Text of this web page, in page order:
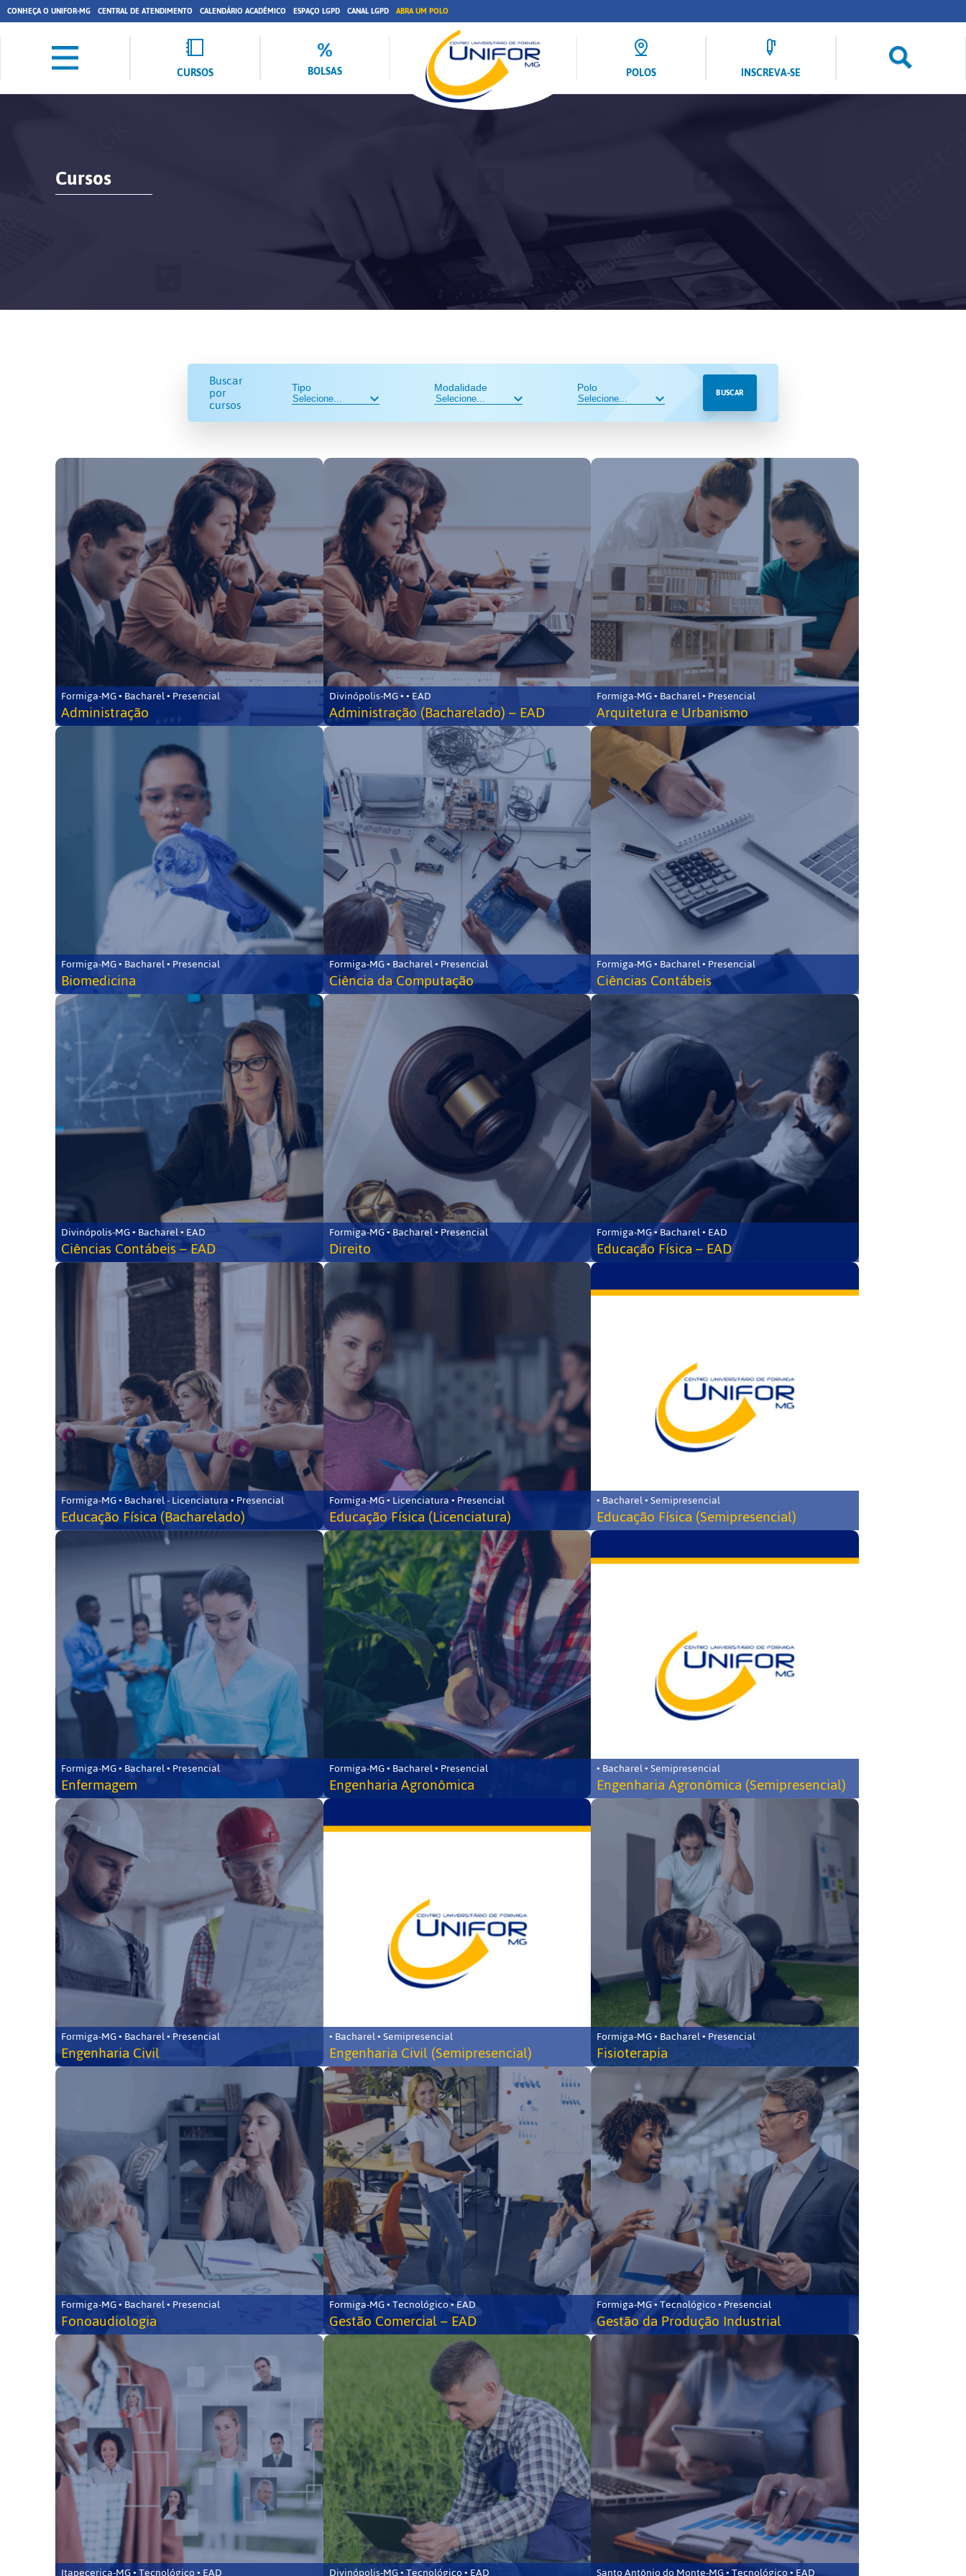
CONHEÇA O UNIFOR-MG CENTRAL DE ATENDIMENTO CALENDÁRIO ACADÊMICO ESPAÇO LGPD CANAL LGPD ABRA UM POLO
CURSOS BOLSAS POLOS INSCREVA-SE
Cursos
Buscar
por
cursos
Tipo Modalidade Polo BUSCAR
Formiga-MG • Bacharel • Presencial
Administração
Divinópolis-MG • • EAD
Administração (Bacharelado) – EAD
Formiga-MG • Bacharel • Presencial
Arquitetura e Urbanismo
Formiga-MG • Bacharel • Presencial
Biomedicina
Formiga-MG • Bacharel • Presencial
Ciência da Computação
Formiga-MG • Bacharel • Presencial
Ciências Contábeis
Divinópolis-MG • Bacharel • EAD
Ciências Contábeis – EAD
Formiga-MG • Bacharel • Presencial
Direito
Formiga-MG • Bacharel • EAD
Educação Física – EAD
Formiga-MG • Bacharel - Licenciatura • Presencial
Educação Física (Bacharelado)
Formiga-MG • Licenciatura • Presencial
Educação Física (Licenciatura)
• Bacharel • Semipresencial
Educação Física (Semipresencial)
Formiga-MG • Bacharel • Presencial
Enfermagem
Formiga-MG • Bacharel • Presencial
Engenharia Agronômica
• Bacharel • Semipresencial
Engenharia Agronômica (Semipresencial)
Formiga-MG • Bacharel • Presencial
Engenharia Civil
• Bacharel • Semipresencial
Engenharia Civil (Semipresencial)
Formiga-MG • Bacharel • Presencial
Fisioterapia
Formiga-MG • Bacharel • Presencial
Fonoaudiologia
Formiga-MG • Tecnológico • EAD
Gestão Comercial – EAD
Formiga-MG • Tecnológico • Presencial
Gestão da Produção Industrial